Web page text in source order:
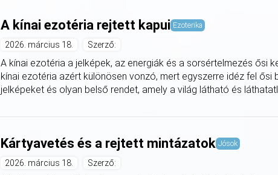
A kínai ezotéria rejtett kapui Ezoterika
2026. március 18. Szerző:
A kínai ezotéria a jelképek, az energiák és a sorsértelmezés ősi
kínai ezotéria azért különösen vonzó, mert egyszerre idéz fel ősi
jelképeket és olyan belső rendet, amely a világ látható és
Kártyavetés és a rejtett mintázatok Jósok
2026. március 18. Szerző: